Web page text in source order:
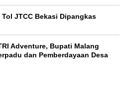
JTCC Bekasi Dipangkas
Adventure, Bupati Malang
dan Pemberdayaan Desa